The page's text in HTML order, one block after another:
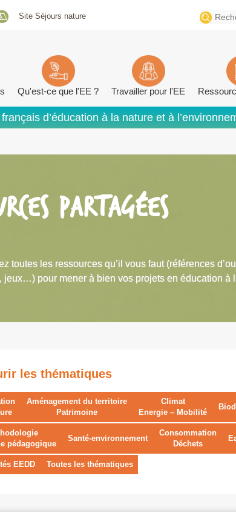
Site Séjours nature
Search
for:
Qu'est-ce que l'EE ? Travailler pour l'EE
d’éducation à la nature et à
PARTAGÉES
toutes les ressources qu’il vous faut (références
jeux…) pour mener à bien vos projets en éducation à
les thématiques
Aménagement du territoire
Patrimoine
Climat
Energie – Mobilité
pédagogique
Santé-environnement
Consommation
Déchets
EEDD Toutes les thématiques